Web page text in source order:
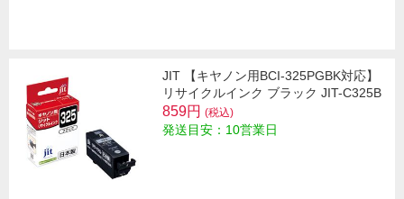
JIT 【キヤノン用BCI-325PGBK対応】
リサイクルインク ブラック JIT-C325B
859円 (税込)
発送目安：10営業日